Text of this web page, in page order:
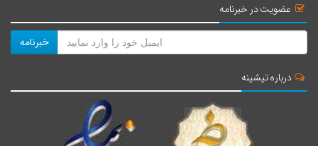
عضویت در خبرنامه
خبرنامه
درباره تیشینه